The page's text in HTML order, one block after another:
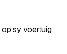
op sy voertuig